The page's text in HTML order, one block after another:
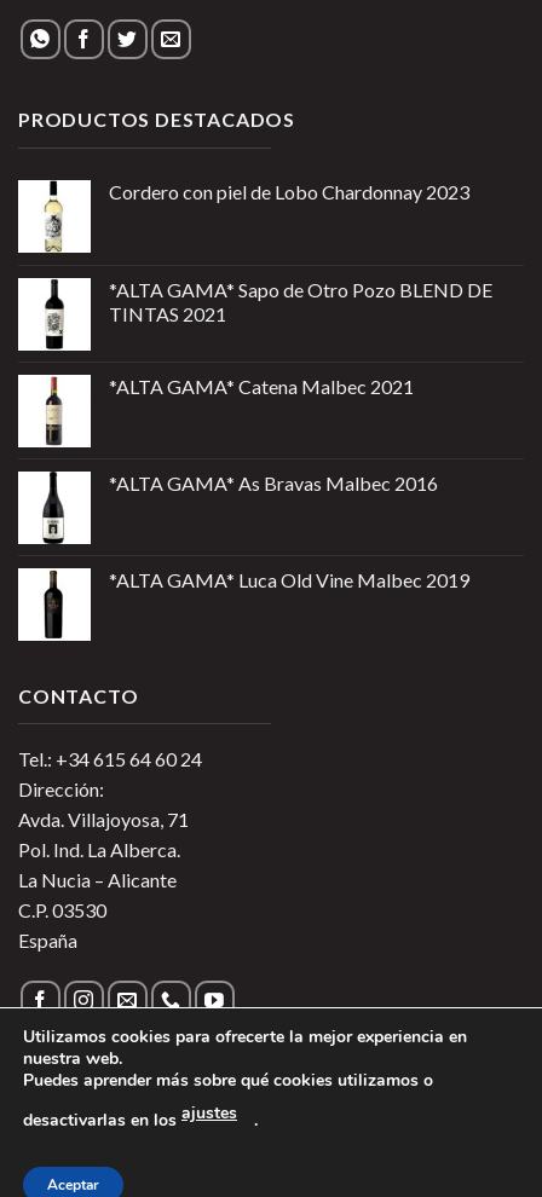
PRODUCTOS DESTACADOS
Cordero con piel de Lobo Chardonnay 2023
*ALTA GAMA* Sapo de Otro Pozo BLEND DE
TINTAS 2021
*ALTA GAMA* Catena Malbec 2021
*ALTA GAMA* As Bravas Malbec 2016
*ALTA GAMA* Luca Old Vine Malbec 2019
CONTACTO
Tel.: +34 615 64 60 24
Dirección:
Avda. Villajoyosa, 71
Pol. Ind. La Alberca.
La Nucia – Alicante
C.P. 03530
España
sobre las Cookies
Copyright 2026 ©
Utilizamos cookies para ofrecerte la mejor experiencia en
nuestra web.
Puedes aprender más sobre qué cookies utilizamos o
desactivarlas en los ajustes .
Aceptar